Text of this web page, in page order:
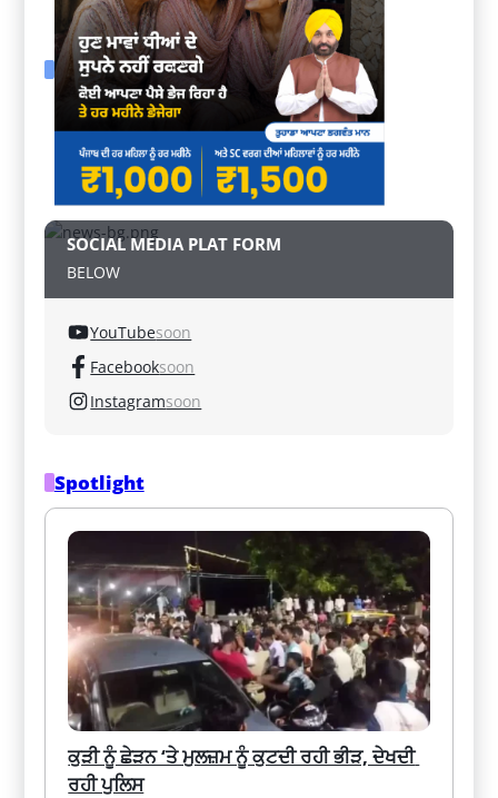
SOCIAL MEDIA PLAT FORM
BELOW
YouTubesoon
Facebooksoon
Instagramsoon
Spotlight
ਕੁੜੀ ਨੂੰ ਛੇੜਨ ‘ਤੇ ਮੁਲਜ਼ਮ ਨੂੰ ਕੁਟਦੀ ਰਹੀ ਭੀੜ, ਦੇਖਦੀ
ਰਹੀ ਪੁਲਿਸ